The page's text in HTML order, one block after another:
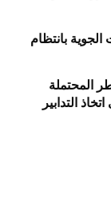
بانتظام
المحتملة
التدابير